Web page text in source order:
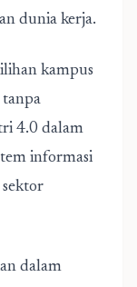
dunia kerja.
kampus
tanpa
4.0 dalam
informasi
dalam